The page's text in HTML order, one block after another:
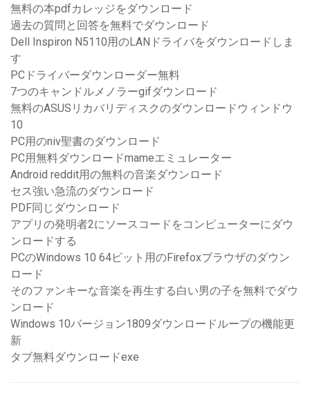
無料の本pdfカレッジをダウンロード
過去の質問と回答を無料でダウンロード
Dell Inspiron N5110用のLANドライバをダウンロードしま
す
PCドライバーダウンローダー無料
7つのキャンドルメノラーgifダウンロード
無料のASUSリカバリディスクのダウンロードウィンドウ
10
PC用のniv聖書のダウンロード
PC用無料ダウンロードmameエミュレーター
Android reddit用の無料の音楽ダウンロード
セス強い急流のダウンロード
PDF同じダウンロード
アプリの発明者2にソースコードをコンピューターにダウ
ンロードする
PCのWindows 10 64ビット用のFirefoxブラウザのダウン
ロード
そのファンキーな音楽を再生する白い男の子を無料でダウ
ンロード
Windows 10バージョン1809ダウンロードループの機能更
新
タブ無料ダウンロードexe